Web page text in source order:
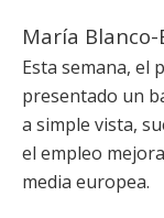
María Blanco-
Esta semana, el
presentado un
a simple vista,
el empleo
media europea.